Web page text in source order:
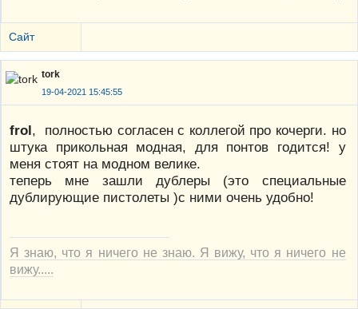
Сайт
tork
19-04-2021 15:45:55
frol, полностью согласен с коллегой про кочерги. но
штука прикольная модная, для понтов годится! у
меня стоят на модном велике.
теперь мне зашли дублеры (это специальные
дублирующие пистолеты )с ними очень удобно!
Я знаю, что я ничего не знаю. Я вижу, что я ничего не
вижу.....